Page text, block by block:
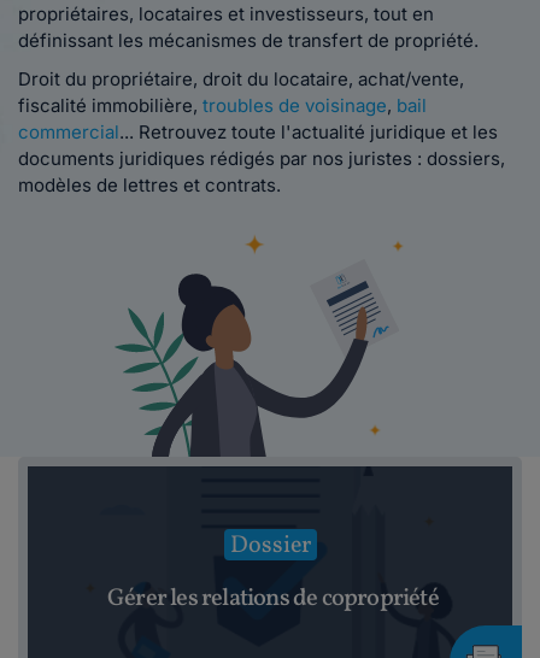
propriétaires, locataires et investisseurs, tout en
définissant les mécanismes de transfert de propriété.
Droit du propriétaire, droit du locataire, achat/vente,
fiscalité immobilière, troubles de voisinage, bail
commercial... Retrouvez toute l'actualité juridique et les
documents juridiques rédigés par nos juristes : dossiers,
modèles de lettres et contrats.
Dossier
Gérer les relations de copropriété